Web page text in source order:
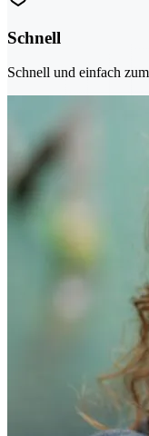
Schnell
Schnell und einfach